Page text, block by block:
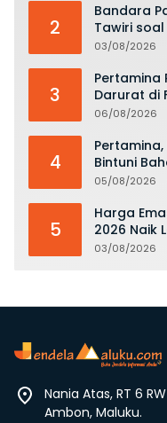
2
Bandara
Tawiri
dan
03/08/2026
3
Pertamina
Darurat di
Risiko
06/08/2026
4
Pertamina,
Bintuni
dan LPG
05/08/2026
5
Harga
2026 Naik
Juta
03/08/2026
Nania Atas, RT 6
Ambon, Maluku.